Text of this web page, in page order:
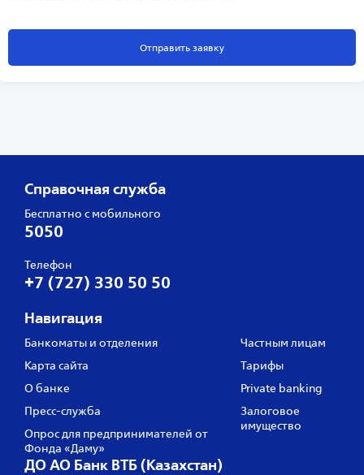
Отправить заявку
Справочная служба
Бесплатно с мобильного
5050
Телефон
+7 (727) 330 50 50
Навигация
Банкоматы и отделения
Карта сайта
О банке
Пресс‑служба
Опрос для предпринимателей от
Фонда «Даму»
Частным лицам
Тарифы
Private banking
Залоговое
имущество
ДО АО Банк ВТБ (Казахстан)